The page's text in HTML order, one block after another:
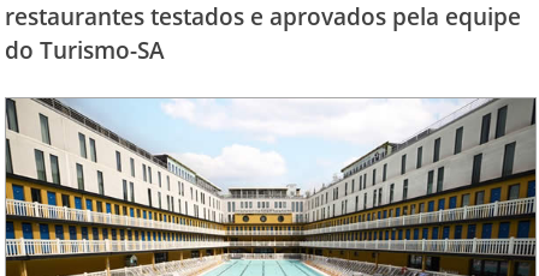
restaurantes testados e aprovados pela equipe
do Turismo-SA